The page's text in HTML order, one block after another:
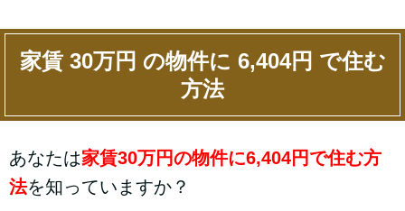
家賃 30万円 の物件に 6,404円 で住む
方法
あなたは家賃30万円の物件に6,404円で住む方
法を知っていますか？